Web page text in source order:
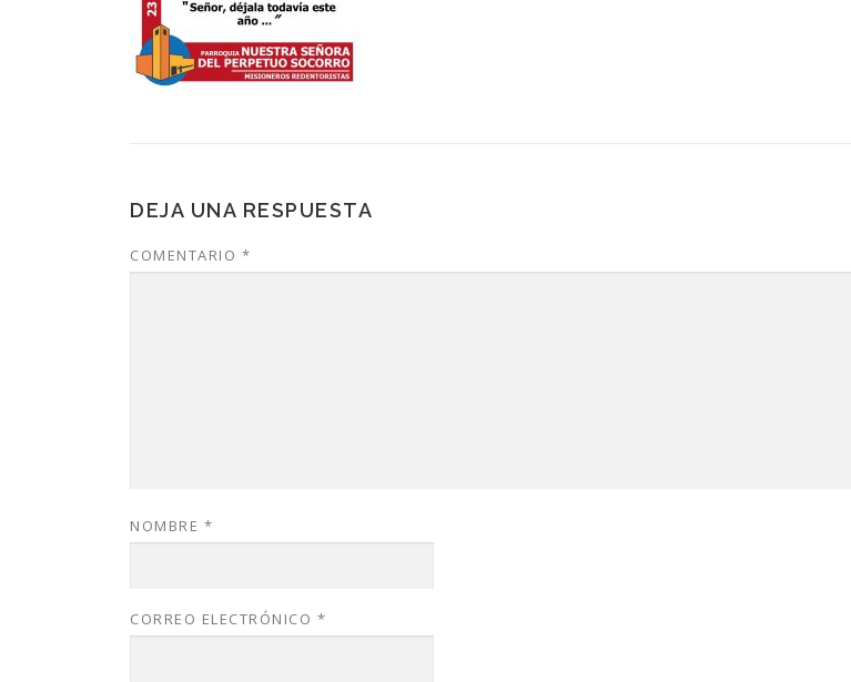
DEJA UNA RESPUESTA
COMENTARIO *
NOMBRE *
CORREO ELECTRÓNICO *